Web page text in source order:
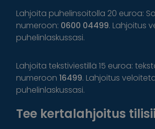
Lahjoita puhelinsoitolla 20 euroa:
numeroon: 0600 04499. Lahjoitus
puhelinlaskussasi.
Lahjoita tekstiviestillä 15 euroa:
numeroon 16499. Lahjoitus
puhelinlaskussasi.
Tee kertalahjoitus